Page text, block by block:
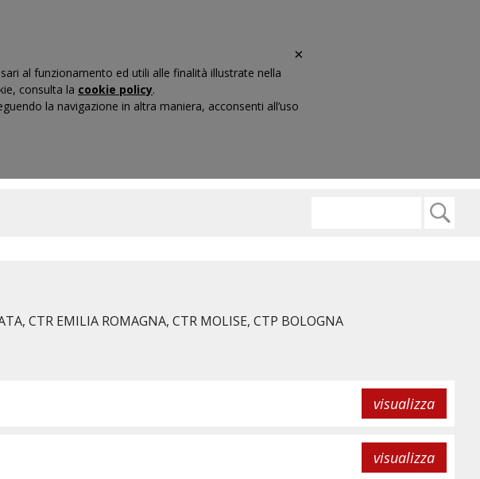
CTR EMILIA ROMAGNA, CTR MOLISE, CTP BOLOGNA
visualizza
visualizza
×
al funzionamento ed utili alle finalità illustrate nella
consulta la cookie policy.
la navigazione in altra maniera, acconsenti all’uso